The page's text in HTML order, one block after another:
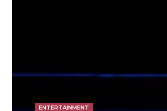
ENTERTAINMENT